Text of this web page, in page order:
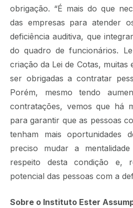
obrigação. “É mais do que
das empresas para atender
deficiência auditiva, que
do quadro de funcionários.
criação da Lei de Cotas, muitas
ser obrigadas a contratar
Porém, mesmo tendo
contratações, vemos que há
para garantir que as pessoas
tenham mais oportunidades
preciso mudar a
respeito desta condição e,
potencial das pessoas com a
Sobre o Instituto Ester